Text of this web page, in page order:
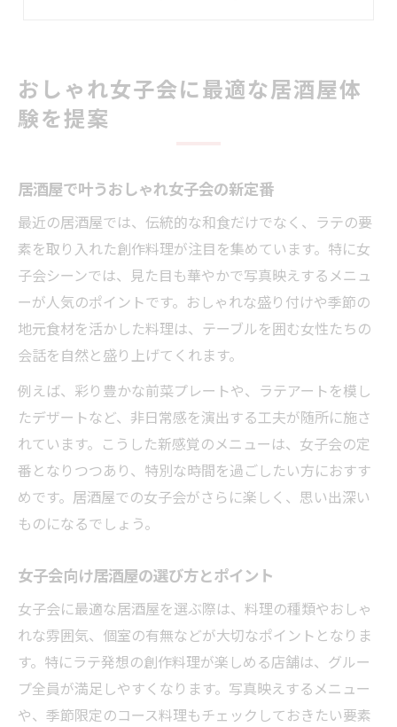
創作料理が魅力のラテ風居酒屋の楽しみ方
創作料理が豊富な居酒屋の魅力に迫る
ラテ風創作料理を居酒屋で味わう楽しさ
季節の食材を使った居酒屋創作メニュー
居酒屋ならではの斬新なラテ風料理体験
非日常を満喫できる居酒屋での過ごし方
居酒屋で味わう非日常的な空間演出とは
普段と違う居酒屋体験で心もリフレッシュ
居酒屋で楽しむ非日常のサービスと工夫
女子会におすすめの非日常的居酒屋体験
写真映えするメニューと会話が弾む秘訣
居酒屋で注目の写真映えメニューとは
会話が弾む居酒屋メニューの選び方
居酒屋で撮りたくなる華やかな一皿の魅力
居酒屋で盛り上がる写真撮影のポイント
居酒屋で味わう新感覚ラテ発想の創作料理
ラテ発想の創作料理が楽しめる居酒屋体験
新感覚のラテテイスト料理を居酒屋で堪能
居酒屋の枠を超えたラテ風創作料理の世界
おしゃれ女子会に最適な居酒屋体
験を提案
居酒屋で叶うおしゃれ女子会の新定番
最近の居酒屋では、伝統的な和食だけでなく、ラテの要
素を取り入れた創作料理が注目を集めています。特に女
子会シーンでは、見た目も華やかで写真映えするメニュ
ーが人気のポイントです。おしゃれな盛り付けや季節の
地元食材を活かした料理は、テーブルを囲む女性たちの
会話を自然と盛り上げてくれます。
例えば、彩り豊かな前菜プレートや、ラテアートを模し
たデザートなど、非日常感を演出する工夫が随所に施さ
れています。こうした新感覚のメニューは、女子会の定
番となりつつあり、特別な時間を過ごしたい方におすす
めです。居酒屋での女子会がさらに楽しく、思い出深い
ものになるでしょう。
女子会向け居酒屋の選び方とポイント
女子会に最適な居酒屋を選ぶ際は、料理の種類やおしゃ
れな雰囲気、個室の有無などが大切なポイントとなりま
す。特にラテ発想の創作料理が楽しめる店舗は、グルー
プ全員が満足しやすくなります。写真映えするメニュー
や、季節限定のコース料理もチェックしておきたい要素